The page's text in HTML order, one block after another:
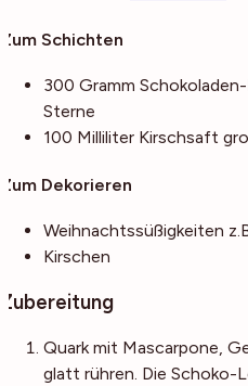
Zum Schichten
300 Gramm
Sterne
100 Milliliter Kirschsaft
Zum Dekorieren
Weihnachtssüßigkeiten
Kirschen
Zubereitung
Quark mit Mascarpone,
glatt rühren. Die Schoko-